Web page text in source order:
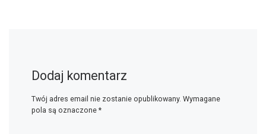
Dodaj komentarz
Twój adres email nie zostanie opublikowany. Wymagane
pola są oznaczone *